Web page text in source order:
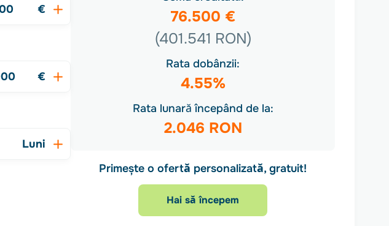
€
€
Luni
76.500 €
(401.541 RON)
Rata dobânzii:
4.55%
Rata lunară începând de la:
2.046 RON
Primește o ofertă personalizată, gratuit!
Hai să începem